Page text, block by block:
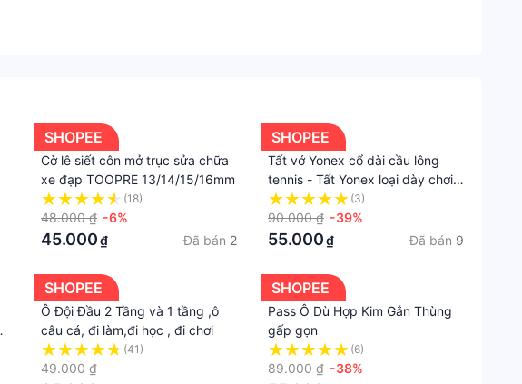
SHOPEE
Cờ lê siết côn mở trục sửa chữa
xe đạp TOOPRE 13/14/15/16mm
(18)
48.000 ₫ -6%
45.000₫ Đã bán 2
SHOPEE
Tất vớ Yonex cổ dài cầu lông
tennis - Tất Yonex loại dày chơi
thể thao, Chống mùi, mềm mại,
thấm hút mồ hôi SESAN01
(3)
90.000 ₫ -39%
55.000₫ Đã bán 9
SHOPEE
Ô Đội Đầu 2 Tầng và 1 tầng ,ô
câu cá, đi làm,đi học , đi chơi
(41)
49.000 ₫
SHOPEE
Pass Ô Dù Hợp Kim Gắn Thùng
gấp gọn
(6)
89.000 ₫ -38%